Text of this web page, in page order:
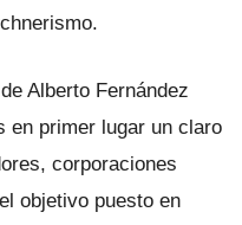
Alberto Fernández
en primer lugar un claro
corporaciones
objetivo puesto en